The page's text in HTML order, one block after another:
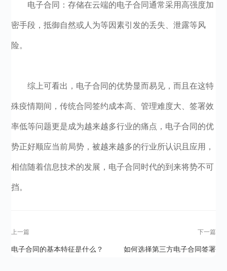
电子合同：存储在云端的电子合同通常采用高强度加
密手段，抵御自然或人为等因素引发的丢失、泄露等风
险。
综上可看出，电子合同的优势显而易见，而且在这特
殊疫情期间，传统合同签约成本高、管理难度大、签署效
率低等问题更是成为越来越多行业的痛点，电子合同的优
势正好顺应当前局势，被越来越多的行业所认识且应用，
相信随着信息技术的发展，电子合同时代的到来将势不可
挡。
上一篇
电子合同的基本特征是什么？
下一篇
如何选择第三方电子合同签署